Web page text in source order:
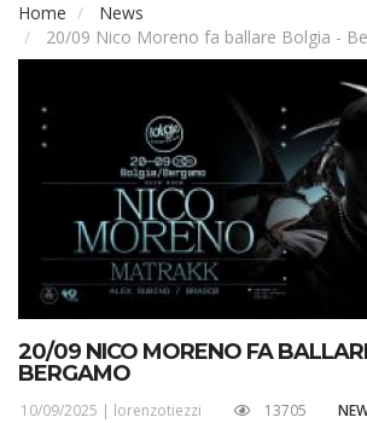
Home
News
20/09 Nico Moreno fa ballare Bolgia -
20/09 NICO MORENO FA
BERGAMO
10/09/2025 | lorenzotiezzi 13705